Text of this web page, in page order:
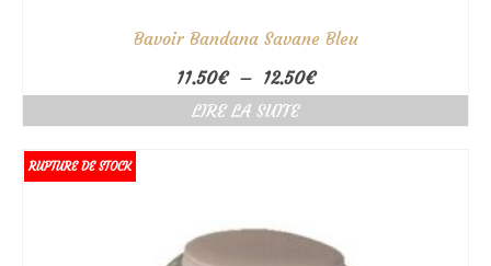
Bavoir Bandana Savane Bleu
11.50€ – 12.50€Plage
de
LIRE LA SUITE
RUPTURE DE STOCK